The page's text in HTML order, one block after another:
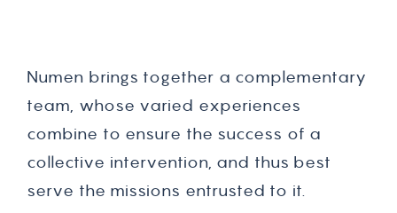
Numen brings together a complementary
team, whose varied experiences
combine to ensure the success of a
collective intervention, and thus best
serve the missions entrusted to it.